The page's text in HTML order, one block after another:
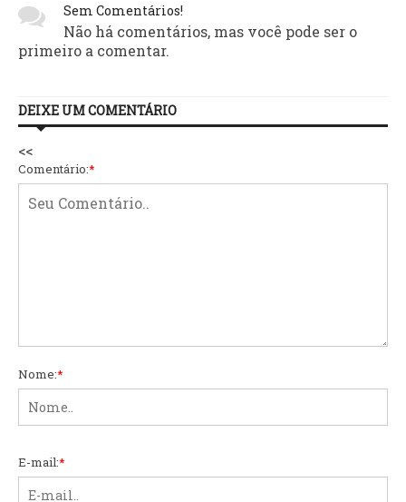
Sem Comentários!
Não há comentários, mas você pode ser o
primeiro a comentar.
DEIXE UM COMENTÁRIO
<<
Comentário:*
Nome:*
E-mail:*